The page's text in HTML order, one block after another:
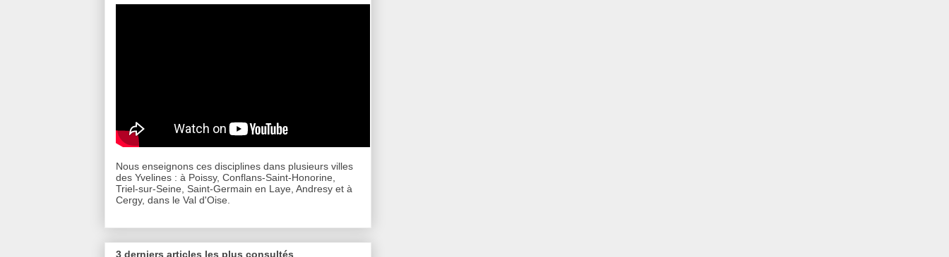
Nous enseignons ces disciplines dans plusieurs villes
des Yvelines : à Poissy, Conflans-Saint-Honorine,
Triel-sur-Seine, Saint-Germain en Laye, Andresy et à
Cergy, dans le Val d'Oise.
3 derniers articles les plus consultés